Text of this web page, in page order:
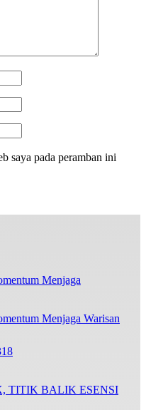
saya pada peramban ini
Menjaga Warisan
TITIK BALIK ESENSI